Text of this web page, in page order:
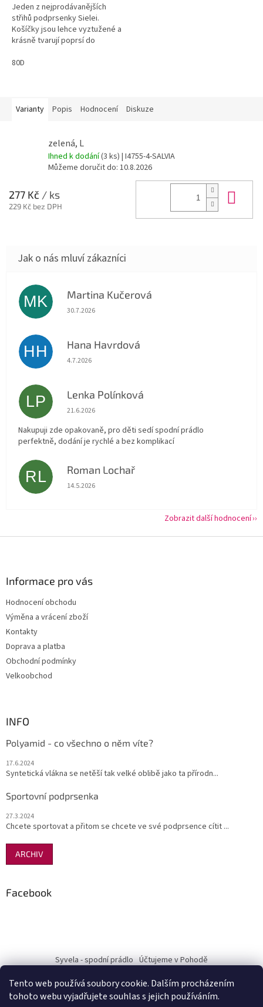
Tento web používá soubory cookie. Dalším procházením
tohoto webu vyjadřujete souhlas s jejich používáním.
Jeden z nejprodávanějších
střihů podprsenky Sielei.
Košíčky jsou lehce vyztužené a
krásně tvarují poprsí do
80D
Varianty Popis Hodnocení Diskuze
zelená, L
Ihned k dodání(3 ks) | I4755-4-SALVIA
Můžeme doručit do: 10.8.2026
277 Kč / ks
229 Kč bez DPH
MK Martina Kučerová
Hodnocení obchodu je 5 z 5 hvězdiček.
30.7.2026
HH Hana Havrdová
Hodnocení obchodu je 5 z 5 hvězdiček.
4.7.2026
LP Lenka Polínková
Hodnocení obchodu je 5 z 5 hvězdiček.
21.6.2026
Nakupuji zde opakovaně, pro děti sedí spodní prádlo
perfektně, dodání je rychlé a bez komplikací
RL Roman Lochař
Hodnocení obchodu je 5 z 5 hvězdiček.
14.5.2026
Zobrazit další hodnocení
Informace pro vás
Hodnocení obchodu
Výměna a vrácení zboží
Kontakty
Doprava a platba
Obchodní podmínky
Velkoobchod
INFO
Polyamid - co všechno o něm víte?
17.6.2024
Syntetická vlákna se netěší tak velké oblibě jako ta přírodn...
Sportovní podprsenka
27.3.2024
Chcete sportovat a přitom se chcete ve své podprsence cítit ...
ARCHIV
Facebook
Syvela - spodní prádlo Účtujeme v Pohodě